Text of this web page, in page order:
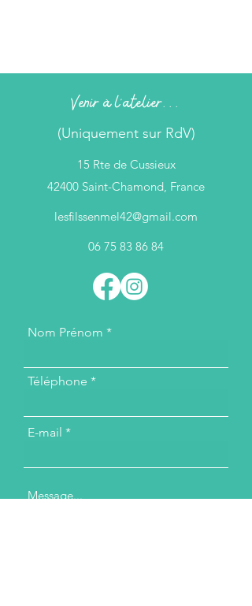
Venir à l'atelier...
(Uniquement sur RdV)
15 Rte de Cussieux
42400 Saint-Chamond, France
lesfilssenmel42@gmail.com
06 75 83 86 84
Nom Prénom
Téléphone
E-mail
Message...